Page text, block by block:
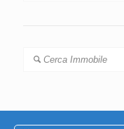
Cerca Immobile